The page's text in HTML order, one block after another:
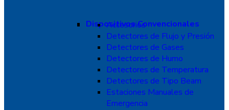
Dispositivos Convencionales
Accesorios
Detectores de Flujo y Presión
Detectores de Gases
Detectores de Humo
Detectores de Temperatura
Detectores de Tipo Beam
Estaciones Manuales de
Emergencia